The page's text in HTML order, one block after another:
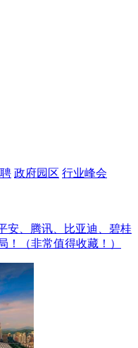
政府园区 行业峰会
安、腾讯、比亚迪、碧桂
！（非常值得收藏！）